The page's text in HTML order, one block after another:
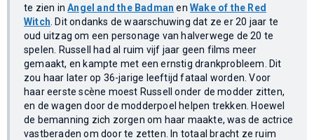
te zien inAngel and the Badman enWake of the Red
Witch . Dit ondanks de waarschuwing dat ze er 20 jaar te
oud uitzag om een personage van halverwege de 20 te
spelen. Russell had al ruim vijf jaar geen films meer
gemaakt, en kampte met een ernstig drankprobleem. Dit
zou haar later op 36-jarige leeftijd fataal worden. Voor
haar eerste scène moest Russell onder de modder zitten,
en de wagen door de modderpoel helpen trekken. Hoewel
de bemanning zich zorgen om haar maakte, was de actrice
vastberaden om door te zetten. In totaal bracht ze ruim